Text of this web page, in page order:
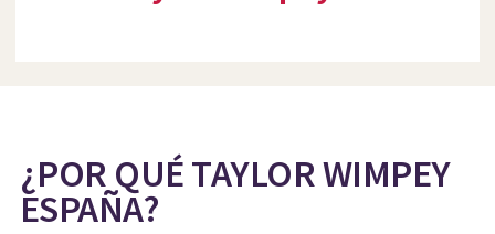
¿POR QUÉ TAYLOR WIMPEY
ESPAÑA?